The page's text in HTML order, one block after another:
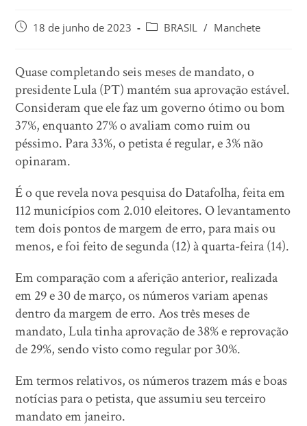
18 de junho de 2023 BRASIL / Manchete
Quase completando seis meses de mandato, o
presidente Lula (PT) mantém sua aprovação estável.
Consideram que ele faz um governo ótimo ou bom
37%, enquanto 27% o avaliam como ruim ou
péssimo. Para 33%, o petista é regular, e 3% não
opinaram.
É o que revela nova pesquisa do Datafolha, feita em
112 municípios com 2.010 eleitores. O levantamento
tem dois pontos de margem de erro, para mais ou
menos, e foi feito de segunda (12) à quarta-feira (14).
Em comparação com a aferição anterior, realizada
em 29 e 30 de março, os números variam apenas
dentro da margem de erro. Aos três meses de
mandato, Lula tinha aprovação de 38% e reprovação
de 29%, sendo visto como regular por 30%.
Em termos relativos, os números trazem más e boas
notícias para o petista, que assumiu seu terceiro
mandato em janeiro.